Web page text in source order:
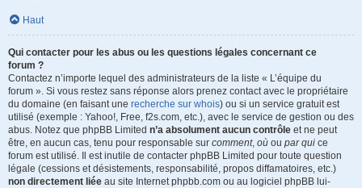
Haut
Qui contacter pour les abus ou les questions légales concernant ce
forum ?
Contactez n’importe lequel des administrateurs de la liste « L’équipe du
forum ». Si vous restez sans réponse alors prenez contact avec le propriétaire
du domaine (en faisant une recherche sur whois) ou si un service gratuit est
utilisé (exemple : Yahoo!, Free, f2s.com, etc.), avec le service de gestion ou des
abus. Notez que phpBB Limited n’a absolument aucun contrôle et ne peut
être, en aucun cas, tenu pour responsable sur comment, où ou par qui ce
forum est utilisé. Il est inutile de contacter phpBB Limited pour toute question
légale (cessions et désistements, responsabilité, propos diffamatoires, etc.)
non directement liée au site Internet phpbb.com ou au logiciel phpBB lui-